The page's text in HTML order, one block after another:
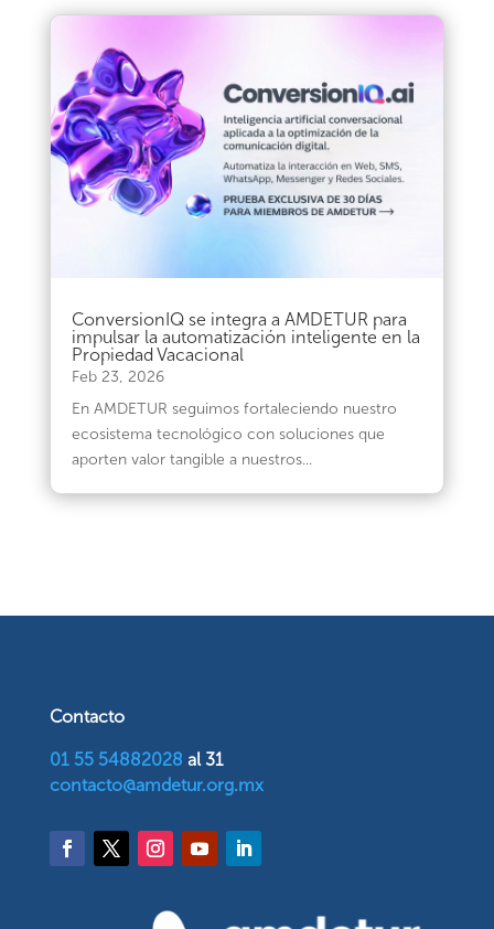
ConversionIQ se integra a AMDETUR para
impulsar la automatización inteligente en la
Propiedad Vacacional
Feb 23, 2026
En AMDETUR seguimos fortaleciendo nuestro
ecosistema tecnológico con soluciones que
aporten valor tangible a nuestros...
Contacto
01 55 54882028 al 31
contacto@amdetur.org.mx